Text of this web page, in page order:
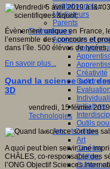
Institutionnels
Médiateurs
Parents
Thématiques
Apprendre et
Créativité
Culture
Initiatives
Outils
Arts et Culture
Art
Cinéma
Culture
Culture
Évènement unique en France,
l’ensemble des concours et
dans l’île. 500 élèves de
En savoir plus...
Quand la science sort
3D
vendredi, 15 février 2019
Technologies
A quoi peut bien servir une
CHÂLES, co-responsable des
l’ONG Objectif Sciences